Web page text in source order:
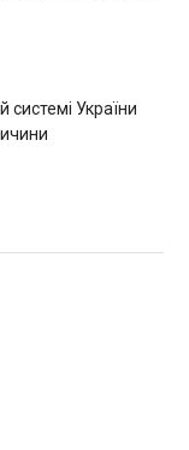
системі України